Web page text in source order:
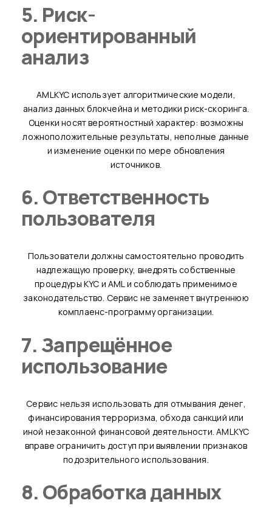
5. Риск-
ориентированный
анализ
AMLKYC использует алгоритмические модели,
анализ данных блокчейна и методики риск-скоринга.
Оценки носят вероятностный характер: возможны
ложноположительные результаты, неполные данные
и изменение оценки по мере обновления
источников.
6. Ответственность
пользователя
Пользователи должны самостоятельно проводить
надлежащую проверку, внедрять собственные
процедуры KYC и AML и соблюдать применимое
законодательство. Сервис не заменяет внутреннюю
комплаенс-программу организации.
7. Запрещённое
использование
Сервис нельзя использовать для отмывания денег,
финансирования терроризма, обхода санкций или
иной незаконной финансовой деятельности. AMLKYC
вправе ограничить доступ при выявлении признаков
подозрительного использования.
8. Обработка данных